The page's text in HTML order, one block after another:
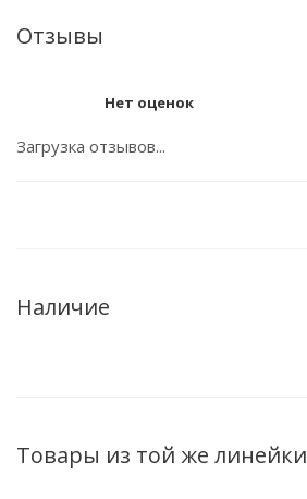
Отзывы
Нет оценок
Загрузка отзывов...
Наличие
Товары из той же линейки